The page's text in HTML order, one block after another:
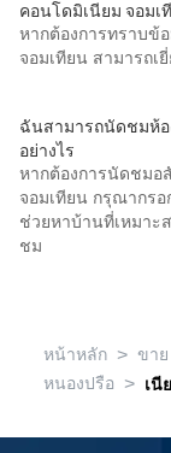
คอนโดมิเนียม จอมเ
หากต้องการทราบข้
จอมเทียน สามารถเ
ฉันสามารถนัดชมห้อ
อย่างไร
หากต้องการนัดชมอ
จอมเทียน กรุณากร
ช่วยหาบ้านที่เหมาะ
ชม
หน้าหลัก > ขาย
หนองปรือ > เนี